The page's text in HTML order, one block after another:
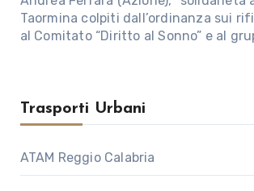
Taormina colpiti dall’ordinanza sui
al Comitato “Diritto al Sonno” e al
Trasporti Urbani
ATAM Reggio Calabria